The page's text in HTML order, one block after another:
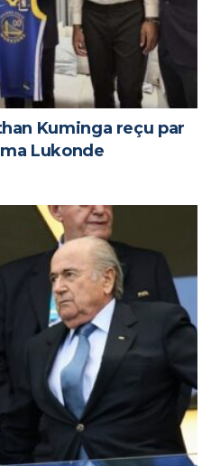
Kuminga reçu par
Lukonde